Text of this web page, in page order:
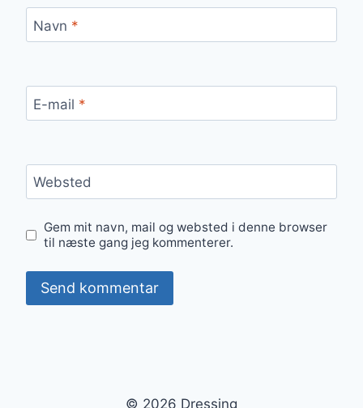
Navn *
E-mail *
Websted
Gem mit navn, mail og websted i denne browser
til næste gang jeg kommenterer.
© 2026 Dressing